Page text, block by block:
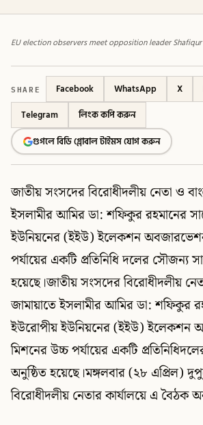
EU election observers meet opposition leader Shafiqur
SHARE Facebook WhatsApp X
Telegram
লিংক কপি করুন
গুগলে বিডি গ্লোবাল টাইমস যোগ করুন
জাতীয় সংসদের বিরোধীদলীয় নেতা ও
ইসলামীর আমির ডা: শফিকুর রহমানের
ইউনিয়নের (ইইউ) ইলেকশন
পর্যায়ের একটি প্রতিনিধি দলের সৌজন্য
হয়েছে।জাতীয় সংসদের বিরোধীদলীয়
জামায়াতে ইসলামীর আমির ডা: শফিকুর
ইউরোপীয় ইউনিয়নের (ইইউ) ইলেকশন
মিশনের উচ্চ পর্যায়ের একটি
অনুষ্ঠিত হয়েছে।মঙ্গলবার (২৮ এপ্রিল)
বিরোধীদলীয় নেতার কার্যালয়ে এ বৈঠক